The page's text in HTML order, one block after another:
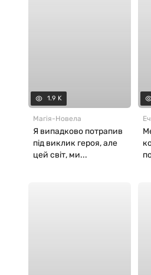
1.9 K
Магія-Новела
Я випадково потрапив
під виклик героя, але
цей світ, ми...